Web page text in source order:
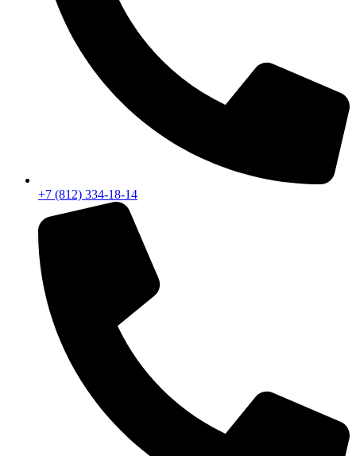
+7 (812) 334-18-14